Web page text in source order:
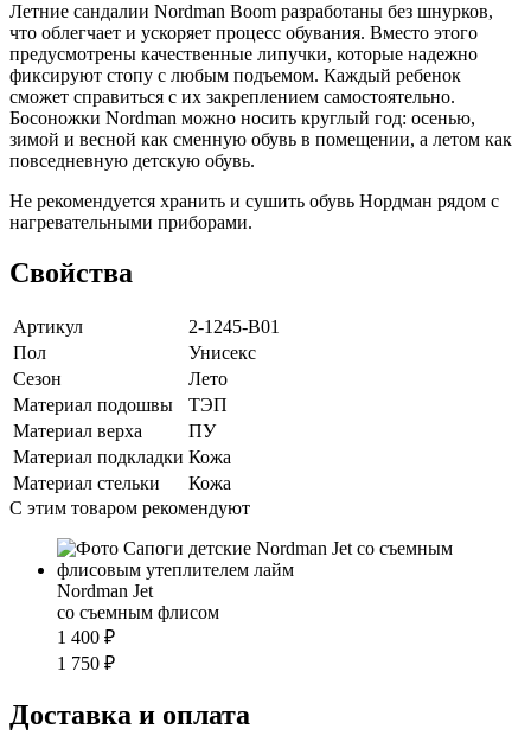
Летние сандалии Nordman Boom разработаны без шнурков,
что облегчает и ускоряет процесс обувания. Вместо этого
предусмотрены качественные липучки, которые надежно
фиксируют стопу с любым подъемом. Каждый ребенок
сможет справиться с их закреплением самостоятельно.
Босоножки Nordman можно носить круглый год: осенью,
зимой и весной как сменную обувь в помещении, а летом как
повседневную детскую обувь.
Не рекомендуется хранить и сушить обувь Нордман рядом с
нагревательными приборами.
Свойства
Артикул
2-1245-B01
Пол
Унисекс
Сезон
Лето
Материал подошвы
ТЭП
Материал верха
ПУ
Материал подкладки Кожа
Материал стельки
Кожа
С этим товаром рекомендуют
Nordman Jet
со съемным флисом
1 400 ₽
1 750 ₽
Доставка и оплата